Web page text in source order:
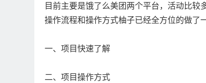
目前主要是饿了么美团两个平台，活动比较
操作流程和操作方式柚子已经全方位的做了
一、项目快速了解
二、项目操作方式